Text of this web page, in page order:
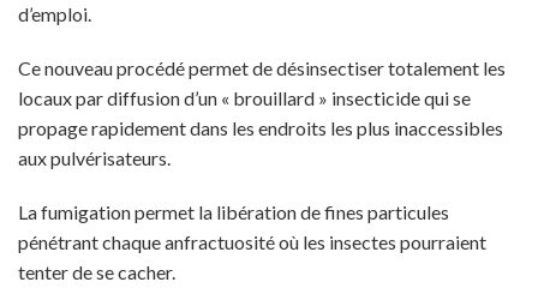
d’emploi.
Ce nouveau procédé permet de désinsectiser totalement les
locaux par diffusion d’un « brouillard » insecticide qui se
propage rapidement dans les endroits les plus inaccessibles
aux pulvérisateurs.
La fumigation permet la libération de fines particules
pénétrant chaque anfractuosité où les insectes pourraient
tenter de se cacher.